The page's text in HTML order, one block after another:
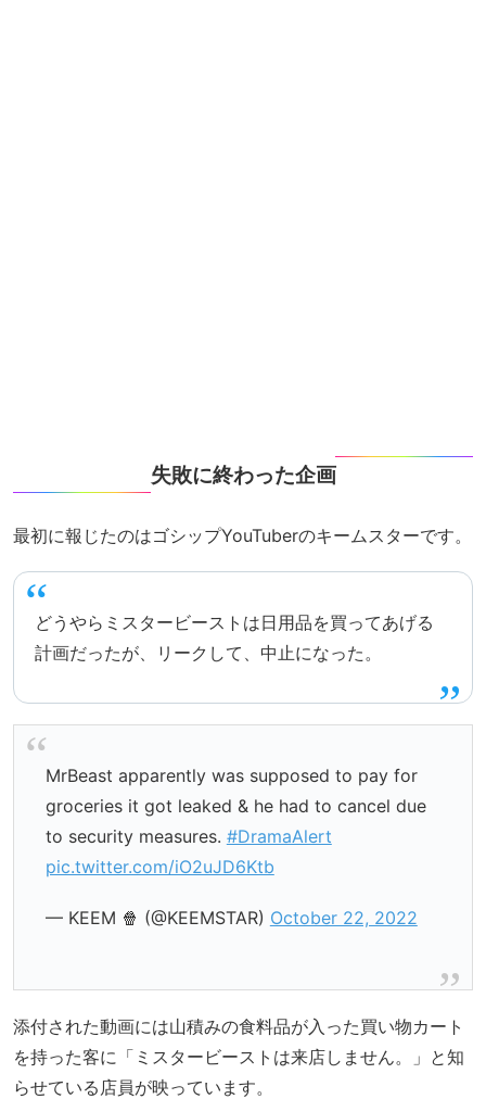
失敗に終わった企画
最初に報じたのはゴシップYouTuberのキームスターです。
どうやらミスタービーストは日用品を買ってあげる
計画だったが、リークして、中止になった。
MrBeast apparently was supposed to pay for
groceries it got leaked & he had to cancel due
to security measures. #DramaAlert
pic.twitter.com/iO2uJD6Ktb
— KEEM 🍿 (@KEEMSTAR) October 22, 2022
添付された動画には山積みの食料品が入った買い物カート
を持った客に「ミスタービーストは来店しません。」と知
らせている店員が映っています。